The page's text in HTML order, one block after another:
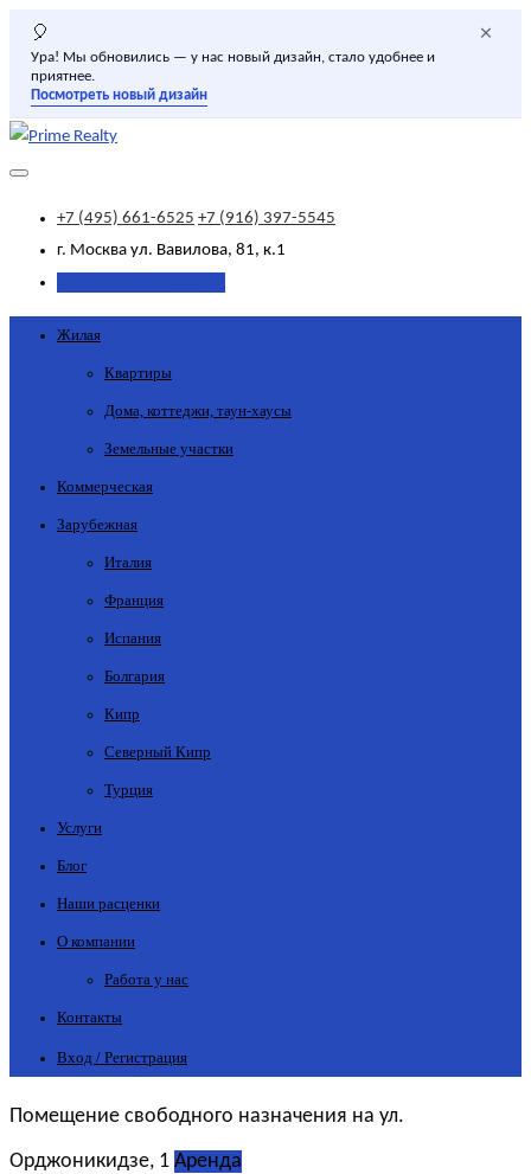
🎈
Ура! Мы обновились — у нас новый дизайн, стало удобнее и
приятнее.
Посмотреть новый дизайн
×
+7 (495) 661-6525 +7 (916) 397-5545
г. Москва ул. Вавилова, 81, к.1
Жилая
Квартиры
Дома, коттеджи, таун-хаусы
Земельные участки
Коммерческая
Зарубежная
Италия
Франция
Испания
Болгария
Кипр
Северный Кипр
Турция
Услуги
Блог
Наши расценки
О компании
Работа у нас
Контакты
Вход / Регистрация
Помещение свободного назначения на ул.
Орджоникидзе, 1 Аренда